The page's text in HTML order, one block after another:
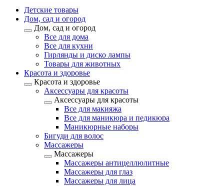
Детские товары
Дом, сад и огород
Дом, сад и огород
Все для дома
Все для кухни
Гирлянды и диско лампы
Товары для животных
Красота и здоровье
Красота и здоровье
Аксессуары для красоты
Аксессуары для красоты
Все для макияжа
Все для маникюра и педикюра
Маникюрные наборы
Бигуди для волос
Массажеры
Массажеры
Массажеры антицеллюлитные
Массажеры для глаз
Массажеры для лица